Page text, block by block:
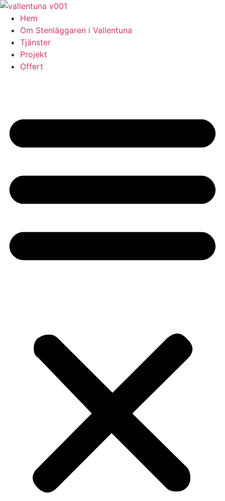
Skip
content
Hem
Om Stenläggaren i Vallentuna
Tjänster
Projekt
Offert